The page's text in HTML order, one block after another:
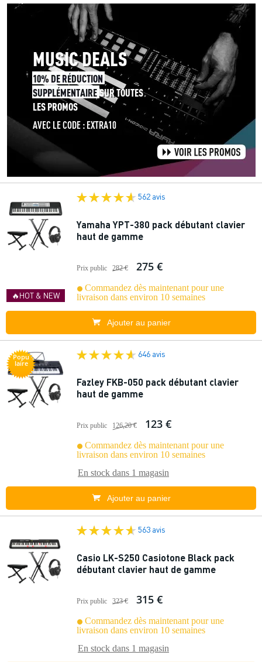
🔥HOT & NEW
562 avis
Yamaha YPT-380 pack débutant clavier
haut de gamme
Prix public 282 € 275 €
Commandez dès maintenant pour une
livraison dans environ 10 semaines
Ajouter au panier
Popu
laire
646 avis
Fazley FKB-050 pack débutant clavier
haut de gamme
Prix public 126,20 € 123 €
Commandez dès maintenant pour une
livraison dans environ 10 semaines
En stock dans 1 magasin
Ajouter au panier
563 avis
Casio LK-S250 Casiotone Black pack
débutant clavier haut de gamme
Prix public 323 € 315 €
Commandez dès maintenant pour une
livraison dans environ 10 semaines
En stock dans 1 magasin